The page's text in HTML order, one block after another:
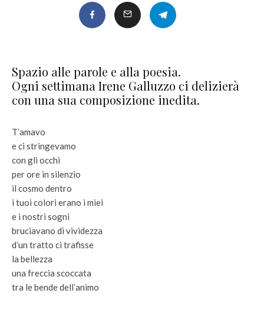
Spazio alle parole e alla poesia.
Ogni settimana Irene Galluzzo ci delizierà
con una sua composizione inedita.
Tʼamavo
e ci stringevamo
con gli occhi
per ore in silenzio
il cosmo dentro
i tuoi colori erano i miei
e i nostri sogni
bruciavano di vividezza
dʼun tratto ci trafisse
la bellezza
una freccia scoccata
tra le bende dellʼanimo